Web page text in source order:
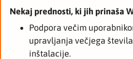
Nekaj prednosti, ki jih prinaša
Podpora večim
upravljanja večjega
inštalacije.